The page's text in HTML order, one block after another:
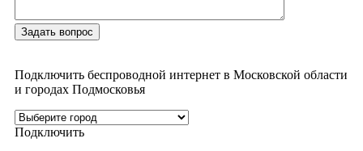
Подключить беспроводной интернет в Московской области
и городах Подмосковья
Подключить